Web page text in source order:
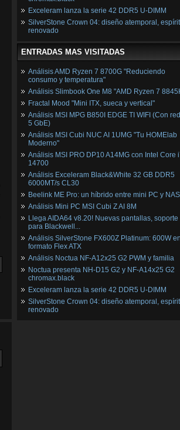
Exceleram lanza la serie 42 DDR5 U-DIMM
SilverStone Crown 04: diseño atemporal,
renovado
ENTRADAS MAS VISITADAS
Análisis AMD Ryzen 7 8700G "Reduciendo
consumo y temperatura"
Análisis Slimbook One M8 "AMD Ryzen 7
Fractal Mood "Mini ITX, sueca y vertical"
Análisis MSI MPG B850I EDGE TI WIFI (Con
5 GbE)
Análisis MSI Cubi NUC AI 1UMG "Tu HOMElab
Moderno"
Análisis MSI PRO DP10 A14MG con Intel Core
14700
Análisis Exceleram Black&White 32 GB DDR5
6000MT/s CL30
Beelink ME Pro: un híbrido entre mini PC y NAS
Análisis Mini PC MSI Cubi Z AI 8M
Llega AIDA64 v8.20! Nuevas pantallas, soporte
para Blackwell...
Análisis SilverStone FX600Z Platinum: 600W
formato Flex ATX
Análisis Noctua NF-A12x25 G2 PWM y familia
Noctua presenta NH-D15 G2 y NF-A14x25 G2
chromax.black
Exceleram lanza la serie 42 DDR5 U-DIMM
SilverStone Crown 04: diseño atemporal,
renovado